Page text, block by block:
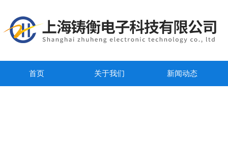
首页 关于我们 新闻动态